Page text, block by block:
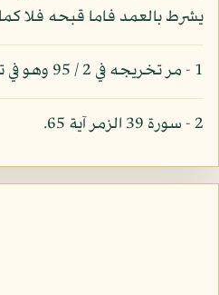
يشرط بالعمد فاما قبحه فلا
1 - مر تخريجه في 2 / 95 وهو في تفسير القرطبي 9 / 49.
2 - سورة 39 الزمر آية 65.